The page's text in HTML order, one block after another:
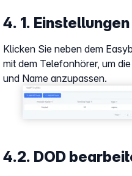
Show larger version
4. 1.
Klicken Sie neben dem
mit dem Telefonhörer, um
und Name anzupassen.
4.2. DOD